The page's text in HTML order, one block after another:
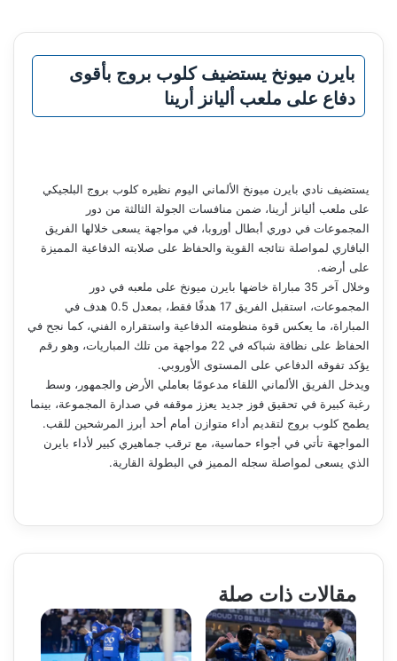
بايرن ميونخ يستضيف كلوب بروج بأقوى
دفاع على ملعب أليانز أرينا
يستضيف نادي بايرن ميونخ الألماني اليوم نظيره كلوب بروج البلجيكي
على ملعب أليانز أرينا، ضمن منافسات الجولة الثالثة من دور
المجموعات في دوري أبطال أوروبا، في مواجهة يسعى خلالها الفريق
البافاري لمواصلة نتائجه القوية والحفاظ على صلابته الدفاعية المميزة
على أرضه.
وخلال آخر 35 مباراة خاضها بايرن ميونخ على ملعبه في دور
المجموعات، استقبل الفريق 17 هدفًا فقط، بمعدل 0.5 هدف في
المباراة، ما يعكس قوة منظومته الدفاعية واستقراره الفني، كما نجح في
الحفاظ على نظافة شباكه في 22 مواجهة من تلك المباريات، وهو رقم
يؤكد تفوقه الدفاعي على المستوى الأوروبي.
ويدخل الفريق الألماني اللقاء مدعومًا بعاملي الأرض والجمهور، وسط
رغبة كبيرة في تحقيق فوز جديد يعزز موقفه في صدارة المجموعة، بينما
يطمح كلوب بروج لتقديم أداء متوازن أمام أحد أبرز المرشحين للقب.
المواجهة تأتي في أجواء حماسية، مع ترقب جماهيري كبير لأداء بايرن
الذي يسعى لمواصلة سجله المميز في البطولة القارية.
مقالات ذات صلة